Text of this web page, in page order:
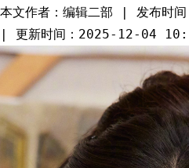
本文作者：编辑二部 | 发布
| 更新时间：2025-12-04